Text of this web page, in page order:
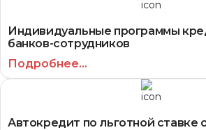
Индивидуальные программы
банков-сотрудников
Подробнее...
Автокредит по льготной ставке